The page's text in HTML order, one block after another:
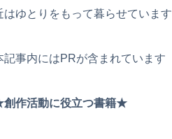
はゆとりをもって暮らせています
記事内にはPRが含まれています
作活動に役立つ書籍★